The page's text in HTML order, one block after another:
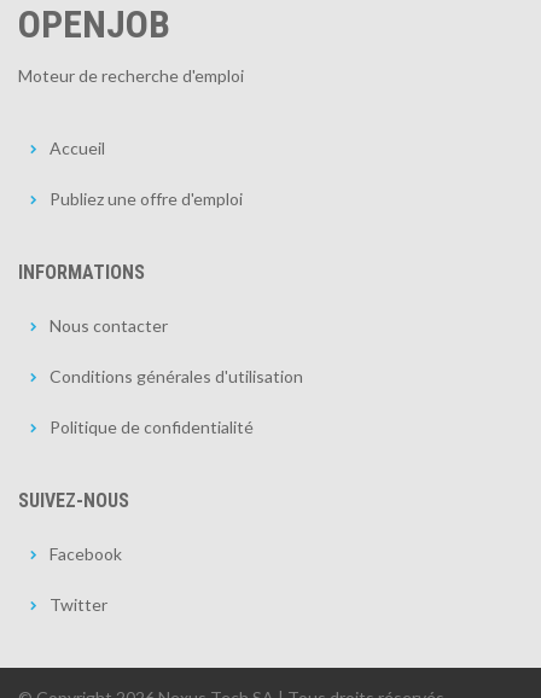
OPENJOB
Moteur de recherche d'emploi
Accueil
Publiez une offre d'emploi
INFORMATIONS
Nous contacter
Conditions générales d'utilisation
Politique de confidentialité
SUIVEZ-NOUS
Facebook
Twitter